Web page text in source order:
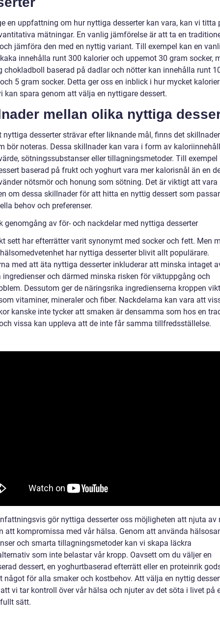
en uppfattning om hur nyttiga desserter kan vara, kan vi titta
mätningar. En vanlig jämförelse är att ta en
jämföra den med en nyttig variant. Till exempel kan en
innehålla runt 300 kalorier och uppemot 30 gram socker,
chokladboll baserad på dadlar och nötter kan innehålla runt
5 gram socker. Detta ger oss en inblick i hur mycket
kan spara genom att välja en nyttigare dessert.
mellan olika nyttiga
nyttiga desserter strävar efter liknande mål, finns det
bör noteras. Dessa skillnader kan vara i form av
sötningssubstanser eller tillagningsmetoder. Till exempel
baserad på frukt och yoghurt vara mer kalorisnål än en
nötsmör och honung som sötning. Det är viktigt att vara
om dessa skillnader för att hitta en nyttig dessert som
behov och preferenser.
genomgång av för- och nackdelar med nyttiga desserter
sett har efterrätter varit synonymt med socker och fett. Men
har nyttiga desserter blivit allt populärare.
med att äta nyttiga desserter inkluderar att minska intaget
ingredienser och därmed minska risken för viktuppgång och
Dessutom ger de näringsrika ingredienserna kroppen
vitaminer, mineraler och fiber. Nackdelarna kan vara att
kanske inte tycker att smaken är densamma som hos en
vissa kan uppleva att de inte får samma tillfredsställelse.
gör nyttiga desserter oss möjligheten att njuta av
att kompromissa med vår hälsa. Genom att använda
och smarta tillagningsmetoder kan vi skapa läckra
som inte belastar vår kropp. Oavsett om du väljer en
dessert, en yoghurtbaserad efterrätt eller en proteinrik
något för alla smaker och kostbehov. Att välja en nyttig
vi tar kontroll över vår hälsa och njuter av det söta i livet på
sätt.